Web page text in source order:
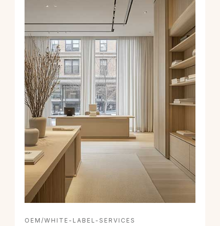
OEM/WHITE-LABEL-SERVICES